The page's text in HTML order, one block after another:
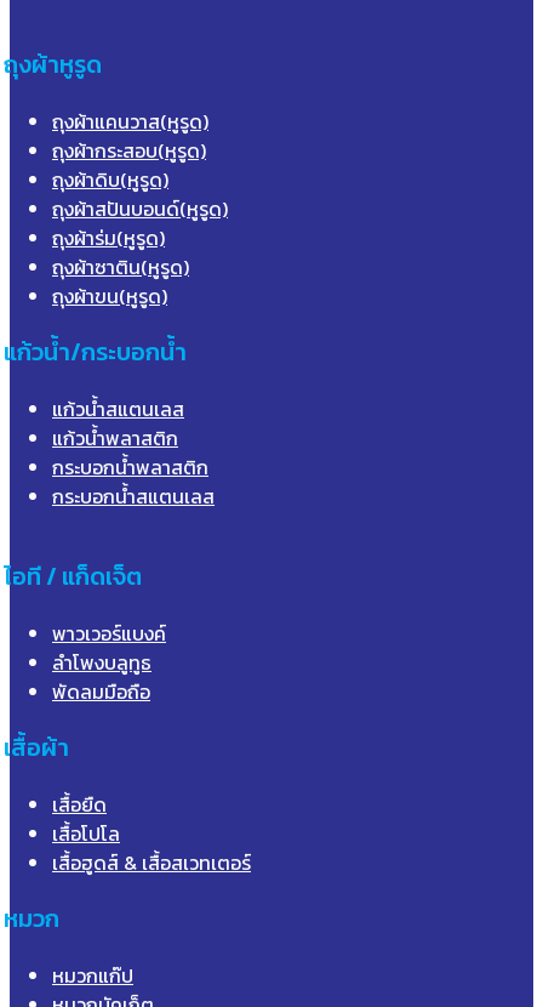
ถุงผ้าหูรูด
ถุงผ้าแคนวาส(หูรูด)
ถุงผ้ากระสอบ(หูรูด)
ถุงผ้าดิบ(หูรูด)
ถุงผ้าสปันบอนด์(หูรูด)
ถุงผ้าร่ม(หูรูด)
ถุงผ้าซาติน(หูรูด)
ถุงผ้าขน(หูรูด)
แก้วน้ำ/กระบอกน้ำ
แก้วน้ำสแตนเลส
แก้วน้ำพลาสติก
กระบอกน้ำพลาสติก
กระบอกน้ำสแตนเลส
ไอที / แก็ดเจ็ต
พาวเวอร์แบงค์
ลำโพงบลูทูธ
พัดลมมือถือ
เสื้อผ้า
เสื้อยืด
เสื้อโปโล
เสื้อฮูดส์ & เสื้อสเวทเตอร์
หมวก
หมวกแก๊ป